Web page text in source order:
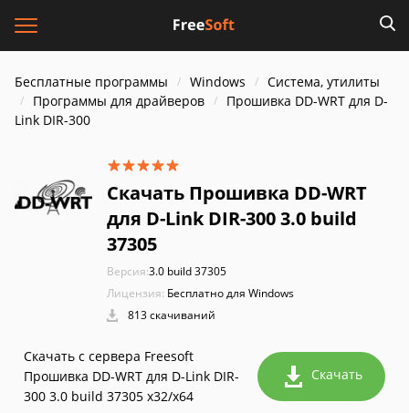
Бесплатные программы Windows
Система, утилиты
Программы для драйверов
Прошивка DD-WRT для D-
Link DIR-300
Скачать Прошивка DD-WRT
для D-Link DIR-300 3.0 build
37305
Версия:3.0 build 37305
Лицензия: Бесплатно для Windows
813 скачиваний
Скачать с сервера Freesoft
Прошивка DD-WRT для D-Link DIR-
300 3.0 build 37305 x32/x64
Скачать